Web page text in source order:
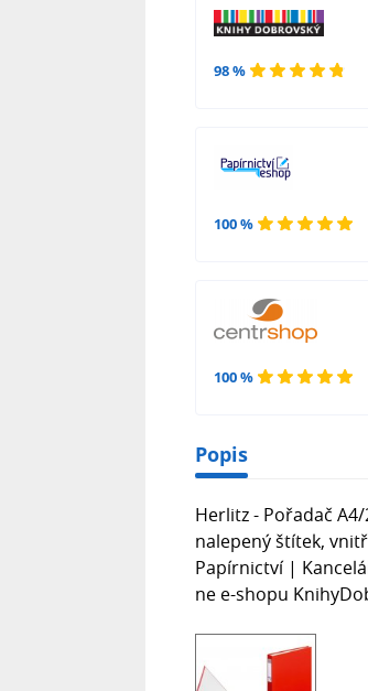
98 %
100 %
100 %
Popis
Herlitz - Pořadač
nalepený štítek,
Papírnictví |
ne e-shopu